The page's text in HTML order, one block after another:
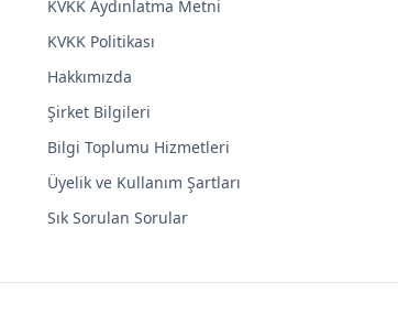
KVKK Aydınlatma Metni
KVKK Politikası
Hakkımızda
Şirket Bilgileri
Bilgi Toplumu Hizmetleri
Üyelik ve Kullanım Şartları
Sık Sorulan Sorular